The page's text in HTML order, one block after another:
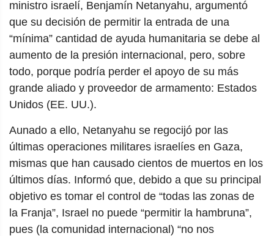
ministro israelí, Benjamín Netanyahu, argumentó
que su decisión de permitir la entrada de una
“mínima” cantidad de ayuda humanitaria se debe al
aumento de la presión internacional, pero, sobre
todo, porque podría perder el apoyo de su más
grande aliado y proveedor de armamento: Estados
Unidos (EE. UU.).
Aunado a ello, Netanyahu se regocijó por las
últimas operaciones militares israelíes en Gaza,
mismas que han causado cientos de muertos en los
últimos días. Informó que, debido a que su principal
objetivo es tomar el control de “todas las zonas de
la Franja”, Israel no puede “permitir la hambruna”,
pues (la comunidad internacional) “no nos